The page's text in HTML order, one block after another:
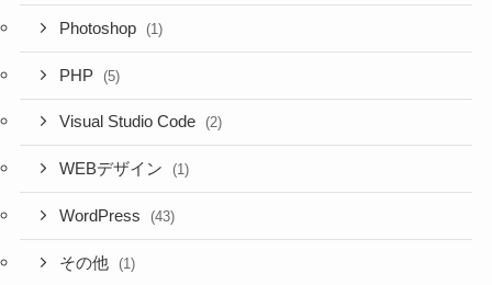
Photoshop (1)
PHP (5)
Visual Studio Code (2)
WEBデザイン (1)
WordPress (43)
その他 (1)